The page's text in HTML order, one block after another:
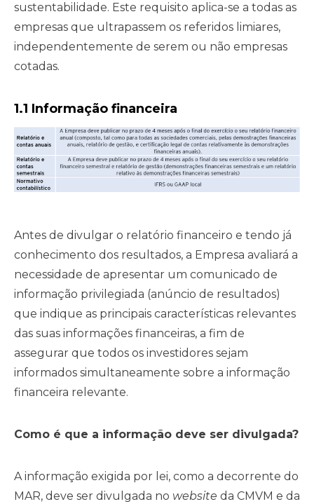
sustentabilidade. Este requisito aplica-se a todas as
empresas que ultrapassem os referidos limiares,
independentemente de serem ou não empresas
cotadas.
1.1 Informação financeira
Antes de divulgar o relatório financeiro e tendo já
conhecimento dos resultados, a Empresa avaliará a
necessidade de apresentar um comunicado de
informação privilegiada (anúncio de resultados)
que indique as principais características relevantes
das suas informações financeiras, a fim de
assegurar que todos os investidores sejam
informados simultaneamente sobre a informação
financeira relevante.
Como é que a informação deve ser divulgada?
A informação exigida por lei, como a decorrente do
MAR, deve ser divulgada no website da CMVM e da